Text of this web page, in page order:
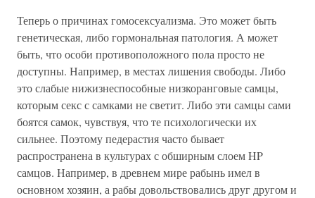
Теперь о причинах гомосексуализма. Это может быть
генетическая, либо гормональная патология. А может
быть, что особи противоположного пола просто не
доступны. Например, в местах лишения свободы. Либо
это слабые нижизнеспособные низкоранговые самцы,
которым секс с самками не светит. Либо эти самцы сами
боятся самок, чувствуя, что те психологически их
сильнее. Поэтому педерастия часто бывает
распространена в культурах с обширным слоем HP
самцов. Например, в древнем мире рабынь имел в
основном хозяин, а рабы довольствовались друг другом и